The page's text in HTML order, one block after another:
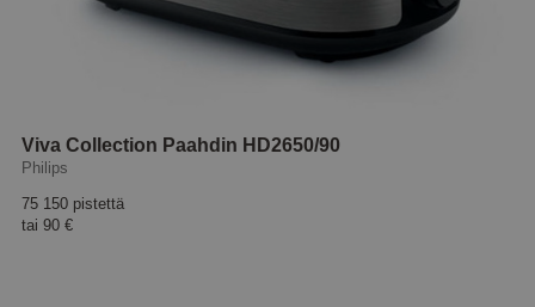
Viva Collection Paahdin HD2650/90
Philips
75 150 pistettä
tai 90 €